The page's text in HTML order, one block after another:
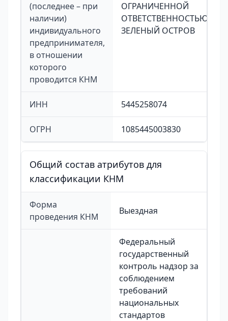
(последнее – при
наличии)
индивидуального
предпринимателя,
в отношении
которого
проводится КНМ
ОГРАНИЧЕННОЙ
ОТВЕТСТВЕННОСТЬЮ
ЗЕЛЕНЫЙ ОСТРОВ
ИНН 5445258074
ОГРН 1085445003830
Общий состав атрибутов для
классификации КНМ
Форма
проведения КНМ
Выездная
Федеральный
государственный
контроль надзор за
соблюдением
требований
национальных
стандартов